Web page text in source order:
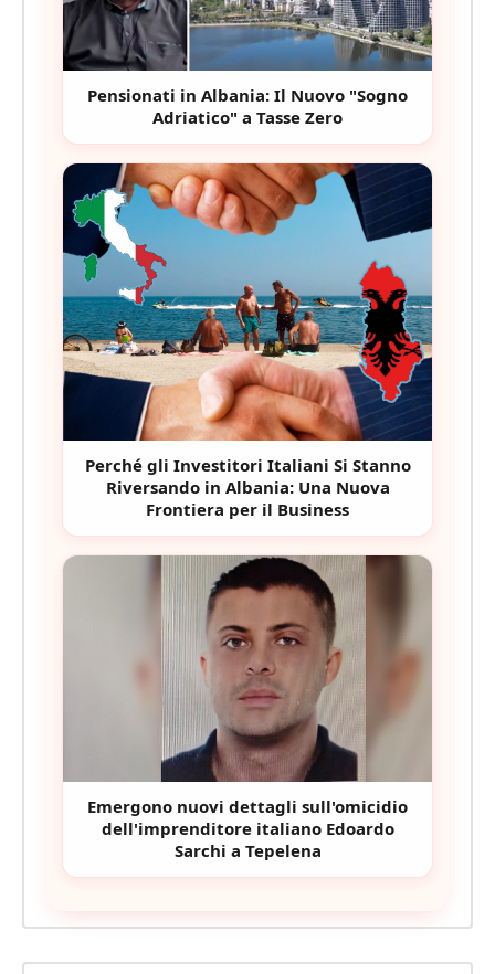
Pensionati in Albania: Il Nuovo "Sogno
Adriatico" a Tasse Zero
Perché gli Investitori Italiani Si Stanno
Riversando in Albania: Una Nuova
Frontiera per il Business
Emergono nuovi dettagli sull'omicidio
dell'imprenditore italiano Edoardo
Sarchi a Tepelena